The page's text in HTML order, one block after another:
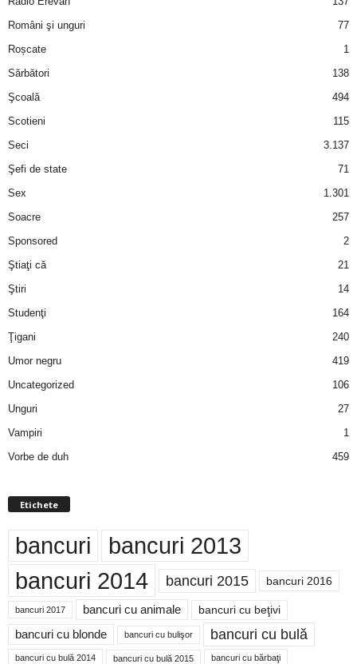
Români şi unguri
77
Roșcate
1
Sărbători
138
Şcoală
494
Scotieni
115
Seci
3.137
Şefi de state
71
Sex
1.301
Soacre
257
Sponsored
2
Ştiaţi că
21
Ştiri
14
Studenţi
164
Ţigani
240
Umor negru
419
Uncategorized
106
Unguri
27
Vampiri
1
Vorbe de duh
459
Etichete
bancuri bancuri 2013
bancuri 2014 bancuri 2015 bancuri 2016
bancuri 2017 bancuri cu animale bancuri cu beţivi
bancuri cu blonde bancuri cu bulişor bancuri cu bulă
bancuri cu bulă 2014 bancuri cu bulă 2015 bancuri cu bărbaţi